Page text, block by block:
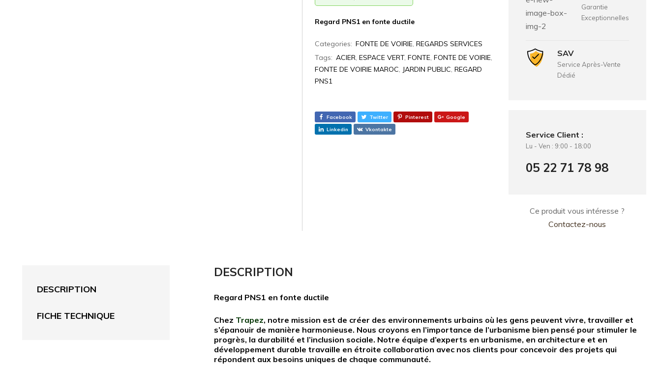
Regard PNS1 en fonte ductile
Categories: FONTE DE VOIRIE,REGARDS SERVICES
Tags: ACIER,ESPACE VERT,FONTE,FONTE DE VOIRIE,
FONTE DE VOIRIE MAROC, JARDIN PUBLIC,REGARD
PNS1
Facebook Twitter Pinterest
Google
Linkedin
Vkontakte
Garantie
Exceptionnelles
SAV
Service Après-Vente
Dédié
Service Client :
Lu - Ven : 9:00 - 18:00
05 22 71 78 98
Ce produit vous intéresse ?
Contactez-nous
DESCRIPTION
FICHE TECHNIQUE
DESCRIPTION
Regard PNS1 en fonte ductile
Chez Trapez, notre mission est de créer des environnements urbains où les gens peuvent vivre, travailler et
s’épanouir de manière harmonieuse. Nous croyons en l’importance de l’urbanisme bien pensé pour stimuler le
progrès, la durabilité et l’inclusion sociale. Notre équipe d’experts en urbanisme, en architecture et en
développement durable travaille en étroite collaboration avec nos clients pour concevoir des projets qui
répondent aux besoins uniques de chaque communauté.